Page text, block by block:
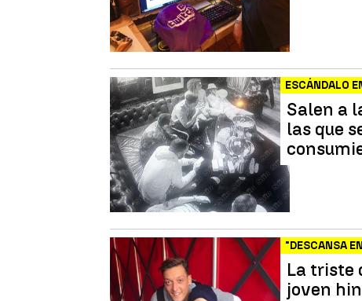
ESCÁNDALO
Salen a
las que
"DESCANSA
La triste
joven